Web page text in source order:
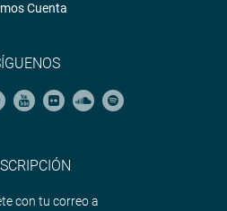
Cuenta
con tu correo a